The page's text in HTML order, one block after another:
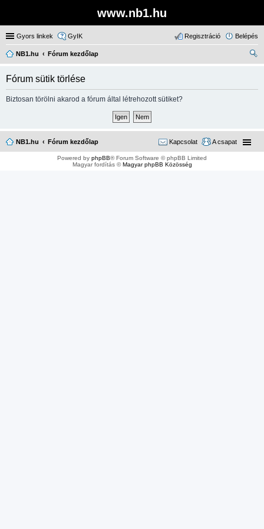
www.nb1.hu
Gyors linkek GyIK Belépés
Regisztráció
NB1.hu
Fórum kezdőlap
Fórum sütik törlése
Biztosan törölni akarod a fórum által létrehozott sütiket?
NB1.hu Fórum kezdőlap A csapat
Kapcsolat
Powered by phpBB® Forum Software © phpBB Limited
Magyar fordítás ©Magyar phpBB Közösség